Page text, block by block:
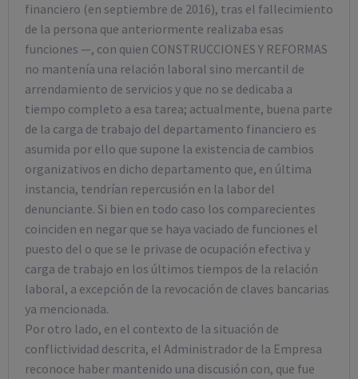
financiero (en septiembre de 2016), tras el fallecimiento
de la persona que anteriormente realizaba esas
funciones —, con quien CONSTRUCCIONES Y REFORMAS
no mantenía una relación laboral sino mercantil de
arrendamiento de servicios y que no se dedicaba a
tiempo completo a esa tarea; actualmente, buena parte
de la carga de trabajo del departamento financiero es
asumida por ello que supone la existencia de cambios
organizativos en dicho departamento que, en última
instancia, tendrían repercusión en la labor del
denunciante. Si bien en todo caso los comparecientes
coinciden en negar que se haya vaciado de funciones el
puesto del o que se le privase de ocupación efectiva y
carga de trabajo en los últimos tiempos de la relación
laboral, a excepción de la revocación de claves bancarias
ya mencionada.
Por otro lado, en el contexto de la situación de
conflictividad descrita, el Administrador de la Empresa
reconoce haber mantenido una discusión con, que fue